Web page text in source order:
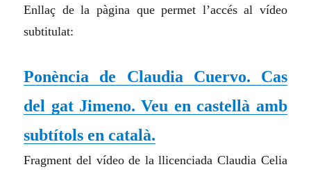
Enllaç de la pàgina que permet l’accés al vídeo
subtitulat:
Ponència de Claudia Cuervo. Cas
del gat Jimeno. Veu en castellà amb
subtítols en català.
Fragment del vídeo de la llicenciada Claudia Celia